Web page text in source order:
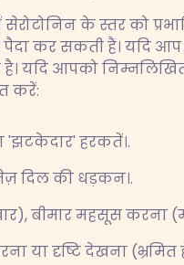
के स्तर को
कर सकती हैं। यदि आप
है। यदि आपको
करें:
'झटकेदार' हरकतें।.
दिल की धड़कन।.
बीमार महसूस करना
या दृष्टि देखना (भ्रमित